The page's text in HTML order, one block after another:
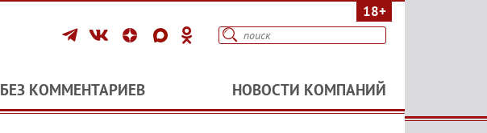
18+
БЕЗ КОММЕНТАРИЕВ НОВОСТИ КОМПАНИЙ